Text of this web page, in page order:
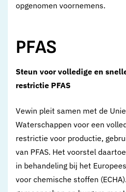
opgenomen voornemens.
PFAS
Steun voor volledige en
restrictie PFAS
Vewin pleit samen met de
Waterschappen voor een
restrictie voor productie,
van PFAS. Het voorstel
in behandeling bij het
voor chemische stoffen